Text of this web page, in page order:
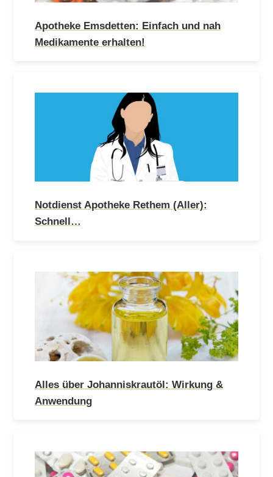
Apotheke Emsdetten: Einfach und nah
Medikamente erhalten!
Notdienst Apotheke Rethem (Aller):
Schnell…
Alles über Johanniskrautöl: Wirkung &
Anwendung